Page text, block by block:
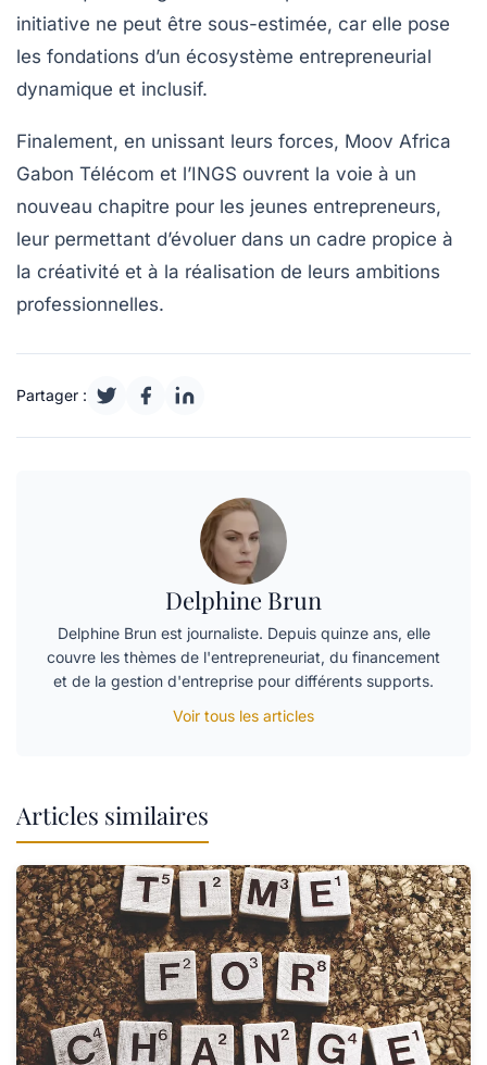
initiative ne peut être sous-estimée, car elle pose
les fondations d’un écosystème entrepreneurial
dynamique et inclusif.
Finalement, en unissant leurs forces, Moov Africa
Gabon Télécom et l’INGS ouvrent la voie à un
nouveau chapitre pour les jeunes entrepreneurs,
leur permettant d’évoluer dans un cadre propice à
la créativité et à la réalisation de leurs ambitions
professionnelles.
Partager :
Delphine Brun
Delphine Brun est journaliste. Depuis quinze ans, elle
couvre les thèmes de l'entrepreneuriat, du financement
et de la gestion d'entreprise pour différents supports.
Voir tous les articles
Articles similaires